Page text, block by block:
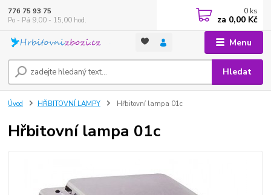
Menu
Hledat
776 75 93 75
Po - Pá 9,00 - 15,00 hod.
0 ks
za 0,00 Kč
Úvod HŘBITOVNÍ LAMPY Hřbitovní lampa 01c
Hřbitovní lampa 01c